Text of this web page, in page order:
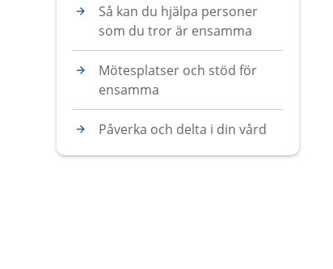
Så kan du hjälpa personer
som du tror är ensamma
Mötesplatser och stöd för
ensamma
Påverka och delta i din vård